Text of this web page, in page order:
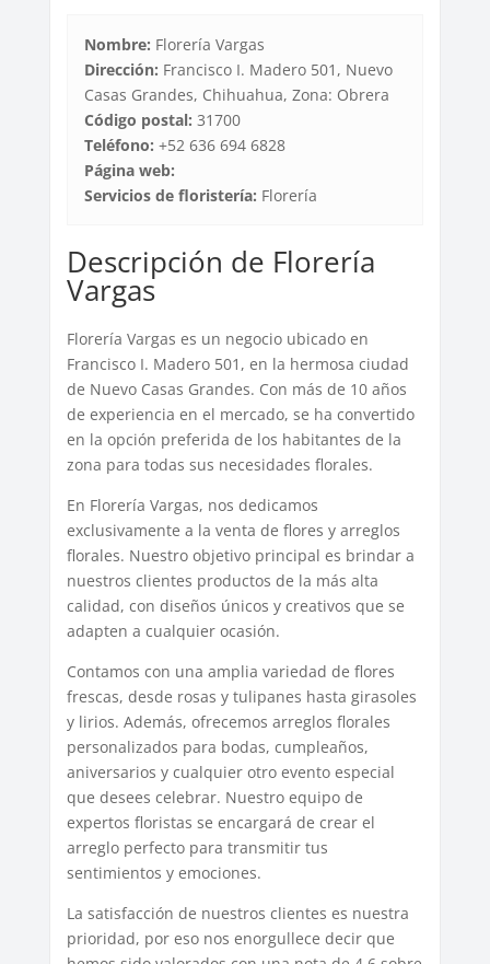
Nombre: Florería Vargas
Dirección: Francisco I. Madero 501, Nuevo
Casas Grandes, Chihuahua, Zona: Obrera
Código postal: 31700
Teléfono: +52 636 694 6828
Página web:
Servicios de floristería: Florería
Descripción de Florería
Vargas
Florería Vargas es un negocio ubicado en
Francisco I. Madero 501, en la hermosa ciudad
de Nuevo Casas Grandes. Con más de 10 años
de experiencia en el mercado, se ha convertido
en la opción preferida de los habitantes de la
zona para todas sus necesidades florales.
En Florería Vargas, nos dedicamos
exclusivamente a la venta de flores y arreglos
florales. Nuestro objetivo principal es brindar a
nuestros clientes productos de la más alta
calidad, con diseños únicos y creativos que se
adapten a cualquier ocasión.
Contamos con una amplia variedad de flores
frescas, desde rosas y tulipanes hasta girasoles
y lirios. Además, ofrecemos arreglos florales
personalizados para bodas, cumpleaños,
aniversarios y cualquier otro evento especial
que desees celebrar. Nuestro equipo de
expertos floristas se encargará de crear el
arreglo perfecto para transmitir tus
sentimientos y emociones.
La satisfacción de nuestros clientes es nuestra
prioridad, por eso nos enorgullece decir que